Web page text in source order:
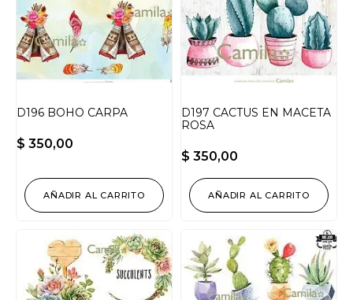
D196 BOHO CARPA
$ 350,00
AÑADIR AL CARRITO
D197 CACTUS EN MACETA
ROSA
$ 350,00
AÑADIR AL CARRITO